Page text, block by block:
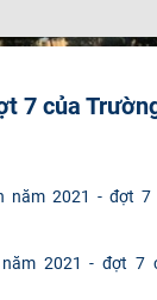
7 của
2021 - đợt 7